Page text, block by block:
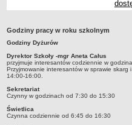
Przedszkola Miejskie
Zlikwidowane gimnazja
Przekształcone szkoły i
Wielofunkcyjna Placówka
Specjalny Ośrodek nr 1
Specjalny Ośrodek nr 5
Godziny pracy w roku szkolnym
Godziny Dyżurów
Dyrektor Szkoły -mgr Aneta Całus
przyjmuje interesantów codziennie w
Przyjmowanie interesantów w sprawie
14:00-16:00.
Sekretariat
Czynny w godzinach od 7:30 do 15:30
Świetlica
Czynna codziennie od 6:45 do 16:30